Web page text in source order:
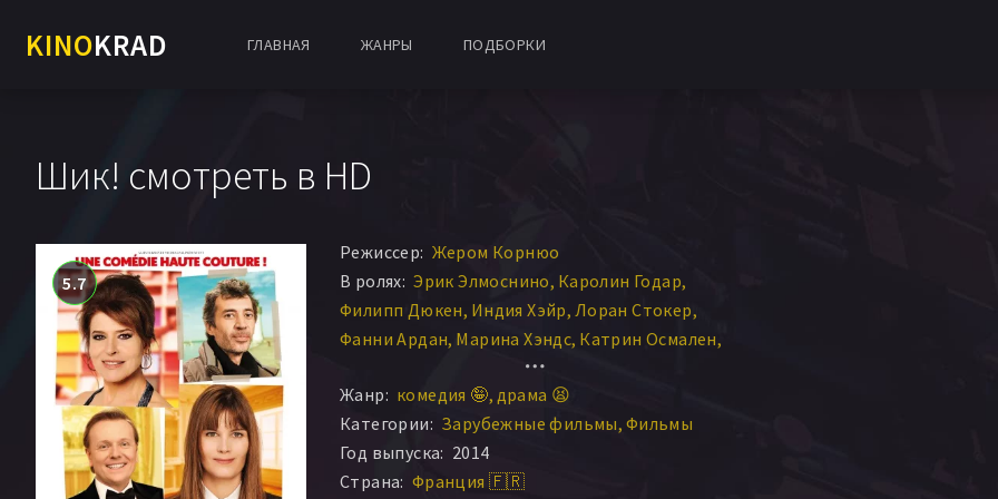
KINOKRAD ГЛАВНАЯ ЖАНРЫ ПОДБОРКИ
Шик! смотреть в HD
5.7
Режиссер: Жером Корнюо
В ролях: Эрик Элмоснино Каролин Годар
Филипп Дюкен Индия Хэйр Лоран Стокер
Фанни Ардан Марина Хэндс Катрин Осмален
Клеменс Бретеше
Эммануэль Нобле Emmanuel Noblet
Уильям Гэй Эрве Майё
Кристоф Бойер Де Шуази
Стефани Пастеркамп
Жанр: комедия 🤪 драма 😫
Категории: Зарубежные фильмы Фильмы
Год выпуска: 2014
Страна: Франция 🇫🇷